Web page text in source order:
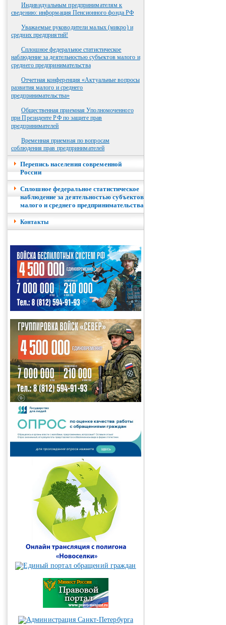
Индивидуальным предпринимателям к
сведению: информация Пенсионного фонда РФ
Уважаемые руководители малых (микро) и
средних предприятий!
Сплошное федеральное статистическое
наблюдение за деятельностью субъектов малого и
среднего предпринимательства
Отчетная конференция «Актуальные вопросы
развития малого и среднего
предпринимательства»
Общественная приемная Уполномоченного
при Президенте РФ по защите прав
предпринимателей
Временная приемная по вопросам
соблюдения прав предпринимателей
Перепись населения современной
России
Сплошное федеральное статистическое
наблюдение за деятельностью субъектов
малого и среднего предпринимательства
Контакты